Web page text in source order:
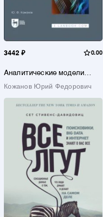
3442 ₽ 0.00
Аналитические модели
Учебник для вузов
Кожанов Юрий Федорович